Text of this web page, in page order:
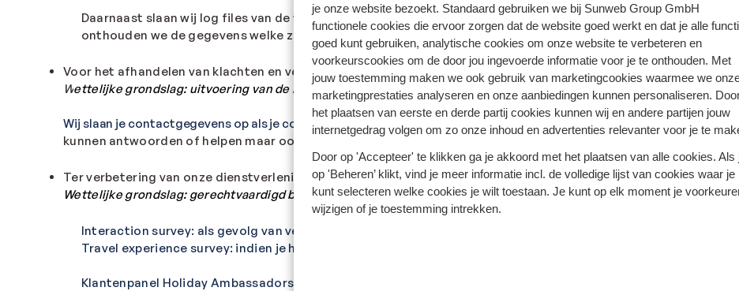
je onze website bezoekt. Standaard gebruiken we bij Sunweb Group GmbH
functionele cookies die ervoor zorgen dat de website goed werkt en dat je alle
goed kunt gebruiken, analytische cookies om onze website te verbeteren en
voorkeurscookies om de door jou ingevoerde informatie voor je te onthouden. Met
jouw toestemming maken we ook gebruik van marketingcookies waarmee we
marketingprestaties analyseren en onze aanbiedingen kunnen personaliseren.
het plaatsen van eerste en derde partij cookies kunnen wij en andere partijen jouw
internetgedrag volgen om zo onze inhoud en advertenties relevanter voor je te
Door op 'Accepteer' te klikken ga je akkoord met het plaatsen van alle cookies. Als
op 'Beheren’ klikt, vind je meer informatie incl. de volledige lijst van cookies waar je
kunt selecteren welke cookies je wilt toestaan. Je kunt op elk moment je
wijzigen of je toestemming intrekken.
Daarnaast slaan wij log files van de website op zoals error meldingen. Wanneer bijvoorbeeld tijdens het
onthouden we de gegevens welke zijn ingevuld tijdens het boeken zodat je niet alles opnieuw hoeft in te
Voor het afhandelen van klachten en verzoeken om informatie of om de uitoefening van jouw rechten mogelijk
Wettelijke grondslag: uitvoering van de reisovereenkomst& wettelijke verplichting
Wij slaan je contactgegevens op als je contact met ons zoekt via een contactformulier, e-mail, tijdens een chat of
kunnen antwoorden of helpen maar ook om zelf te leren van onze klachtafhandeling.
Ter verbetering van onze dienstverlening en ons product
Wettelijkegrondslag: gerechtvaardigd belang
Interaction survey: als gevolg van verschillende interacties, kunnen we contact met je opnemen over je
Travel experience survey: indien je hier geen bezwaar tegen hebt ingediend kunnen we je tevens vragen naar
Klantenpanel Holiday Ambassadors Club: wanneer je deel neemt aan ons klantenpanel worden jouw